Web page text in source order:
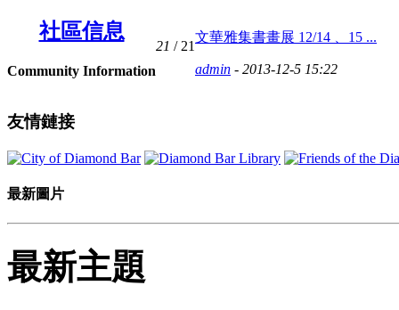
社區信息
Community Information
21 / 21
文華雅集書畫展 12/14 、15 ...
admin - 2013-12-5 15:22
友情鏈接
最新圖片
最新主題